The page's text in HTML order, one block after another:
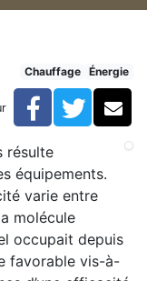
ni plus
plus
Chauffage
Énergie
Facebook
résulte
équipements.
varie entre
molécule
occupait depuis
favorable vis-à-